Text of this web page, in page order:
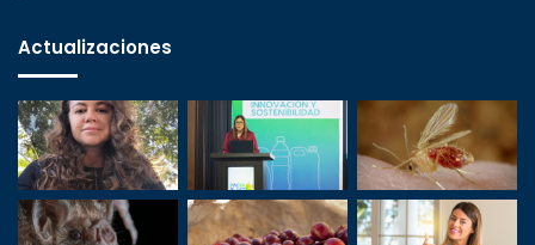
Actualizaciones